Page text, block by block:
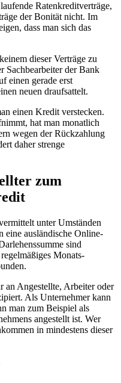
Ratenkreditverträge,
der Bonität nicht. Im
dass man sich das
dieser Verträge zu
Sachbearbeiter der Bank
einen gerade erst
neuen draufsattelt.
einen Kredit verstecken.
hat man monatlich
wegen der Rückzahlung
daher strenge
zum
unter Umständen
eine ausländische Online-
sind
Monats-
an Angestellte, Arbeiter oder
Als Unternehmer kann
man zum Beispiel als
angestellt ist. Wer
in mindestens dieser